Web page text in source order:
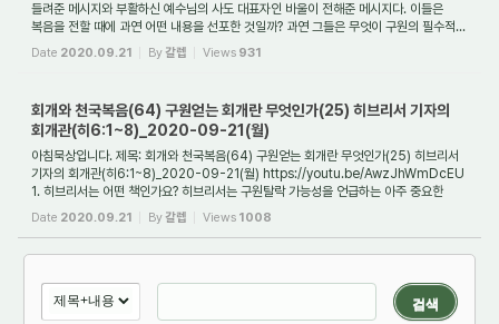
들려준 메시지와 부활하신 예수님의 사도 대표자인 바울이 전해준 메시지다. 이들은
복음을 전할 때에 과연 어떤 내용을 선포한 것일까? 과연 그들은 무엇이 구원의 필수적...
Date 2020.09.21 By갈렙 Views 931
회개와 천국복음(64) 구원얻는 회개란 무엇인가(25) 히브리서 기자의
회개관(히6:1~8)_2020-09-21(월)
아침묵상입니다. 제목: 회개와 천국복음(64) 구원얻는 회개란 무엇인가(25) 히브리서
기자의 회개관(히6:1~8)_2020-09-21(월) https://youtu.be/AwzJhWmDcEU
1. 히브리서는 어떤 책인가요? 히브리서는 구원탈락 가능성을 언급하는 아주 중요한
책입니다. 신약...
Date 2020.09.21 By갈렙 Views 1008
검색